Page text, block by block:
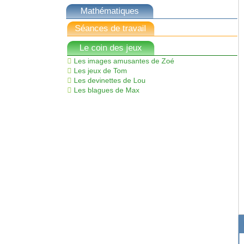
Mathématiques
Séances de travail
Le coin des jeux
Les images amusantes de Zoé
Les jeux de Tom
Les devinettes de Lou
Les blagues de Max